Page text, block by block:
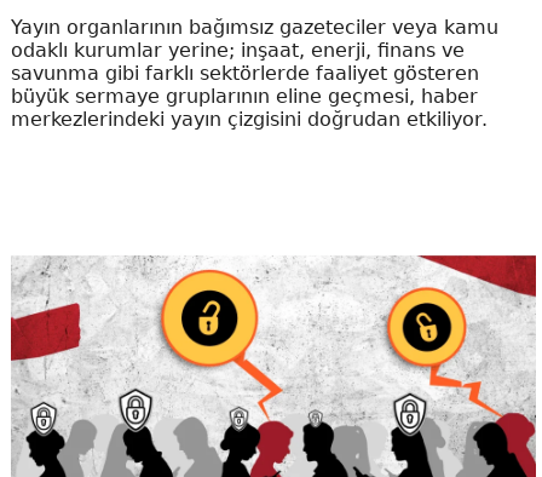
Yayın organlarının bağımsız gazeteciler veya kamu
odaklı kurumlar yerine; inşaat, enerji, finans ve
savunma gibi farklı sektörlerde faaliyet gösteren
büyük sermaye gruplarının eline geçmesi, haber
merkezlerindeki yayın çizgisini doğrudan etkiliyor.